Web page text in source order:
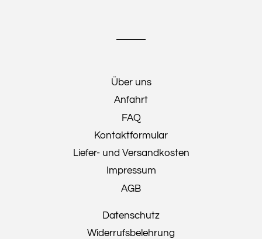
Über uns
Anfahrt
FAQ
Kontaktformular
Liefer- und Versandkosten
Impressum
AGB
Datenschutz
Widerrufsbelehrung